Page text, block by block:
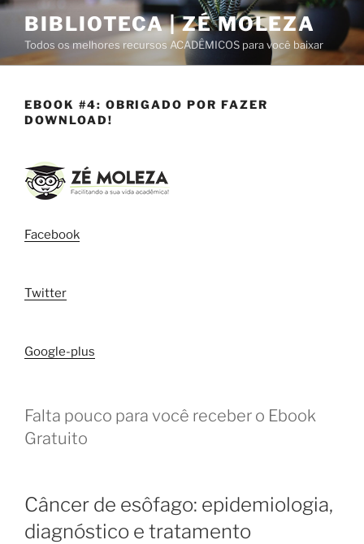
Pular
conteúdo
BIBLIOTECA | ZÉ MOLEZA
Todos os melhores recursos ACADÊMICOS para você baixar
EBOOK #4: OBRIGADO POR FAZER
DOWNLOAD!
Facebook
Twitter
Google-plus
Falta pouco para você receber o Ebook
Gratuito
Câncer de esôfago: epidemiologia,
diagnóstico e tratamento